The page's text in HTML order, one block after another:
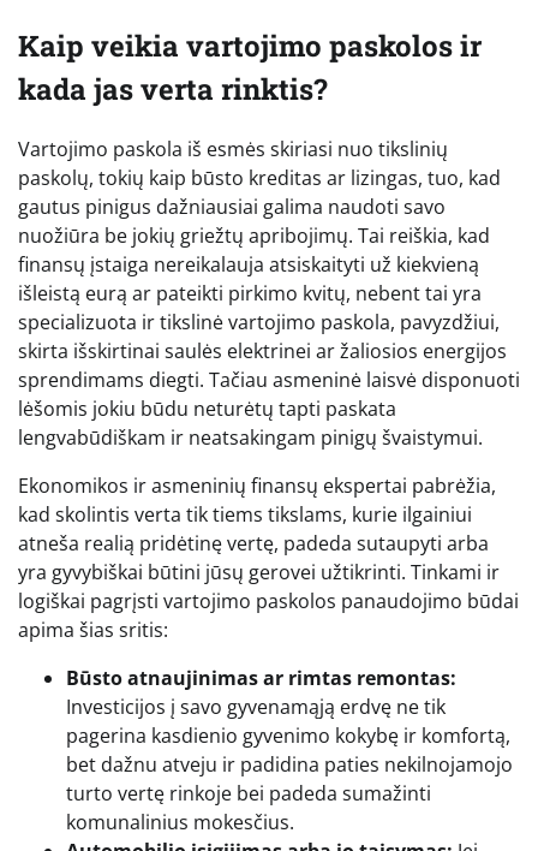
Kaip veikia vartojimo paskolos ir
kada jas verta rinktis?
Vartojimo paskola iš esmės skiriasi nuo tikslinių
paskolų, tokių kaip būsto kreditas ar lizingas, tuo, kad
gautus pinigus dažniausiai galima naudoti savo
nuožiūra be jokių griežtų apribojimų. Tai reiškia, kad
finansų įstaiga nereikalauja atsiskaityti už kiekvieną
išleistą eurą ar pateikti pirkimo kvitų, nebent tai yra
specializuota ir tikslinė vartojimo paskola, pavyzdžiui,
skirta išskirtinai saulės elektrinei ar žaliosios energijos
sprendimams diegti. Tačiau asmeninė laisvė disponuoti
lėšomis jokiu būdu neturėtų tapti paskata
lengvabūdiškam ir neatsakingam pinigų švaistymui.
Ekonomikos ir asmeninių finansų ekspertai pabrėžia,
kad skolintis verta tik tiems tikslams, kurie ilgainiui
atneša realią pridėtinę vertę, padeda sutaupyti arba
yra gyvybiškai būtini jūsų gerovei užtikrinti. Tinkami ir
logiškai pagrįsti vartojimo paskolos panaudojimo būdai
apima šias sritis:
Būsto atnaujinimas ar rimtas remontas:
Investicijos į savo gyvenamąją erdvę ne tik
pagerina kasdienio gyvenimo kokybę ir komfortą,
bet dažnu atveju ir padidina paties nekilnojamojo
turto vertę rinkoje bei padeda sumažinti
komunalinius mokesčius.